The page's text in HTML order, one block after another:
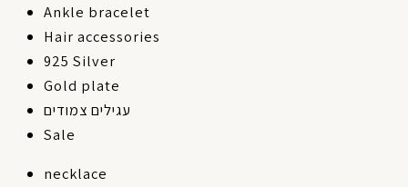
Ankle bracelet
Hair accessories
925 Silver
Gold plate
עגילים צמודים
Sale
necklace